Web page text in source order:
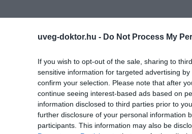
uveg-doktor.hu - Do Not Process My
If you wish to opt-out of the sale, sharing to
sensitive information for targeted advertising
confirm your selection. Please note that after
continue seeing interest-based ads based on
information disclosed to third parties prior to
further disclosure of your personal information
participants. This information may also be